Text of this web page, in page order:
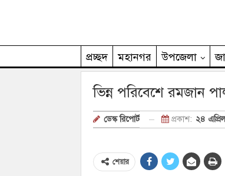
প্রচ্ছদ মহানগর উপজেলা
ভিন্ন পরিবেশে রমজান
ডেস্ক রিপোর্ট প্রকাশ: ২৪
শেয়ার